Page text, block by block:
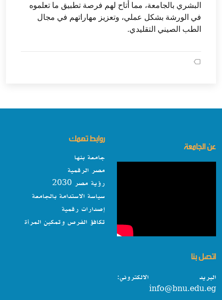
البشري بالجامعة، مما أتاح لهم فرصة تطبيق ما تعلموه
في الورشة بشكل عملي، وتعزيز مهاراتهم في مجال
الطب الصيني التقليدي.
عن الجامعة
روابط تهمك
جامعة بنها
مصر الرقمية
رؤية مصر 2030
سياسة الاستدامة بالجامعة
إصدارات رقمية
تكافؤ الفرص وتمكين المرأة
اتصل بنا
البريد الالكتروني:
info@bnu.edu.eg